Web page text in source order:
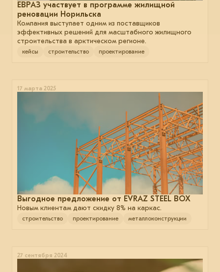
ЕВРАЗ участвует в программе жилищной
реновации Норильска
Компания выступает одним из поставщиков
эффективных решений для масштабного жилищного
строительства в арктическом регионе.
кейсы строительство проектирование
17 марта 2025
Выгодное предложение от EVRAZ STEEL BOX
Новым клиентам дают скидку 8% на каркас.
строительство проектирование металлоконструкции
27 сентября 2024